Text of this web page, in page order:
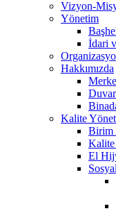
Vizyon-
Yönetim
İdari
Hakkımızda
Kalite
Birim
Kalite
El